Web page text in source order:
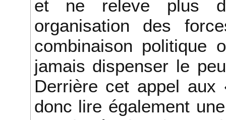
et ne releve plus
organisation des
combinaison politique
jamais dispenser le
Derrière cet appel aux
donc lire également